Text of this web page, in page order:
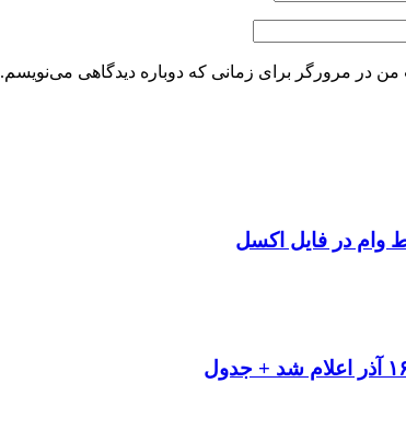
من در مرورگر برای زمانی که دوباره دیدگاهی می‌نویسم.
وام در فایل اکسل